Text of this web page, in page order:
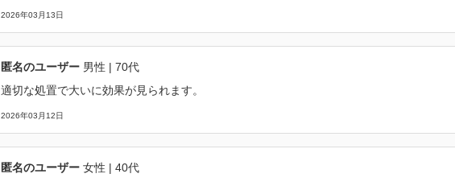
2026年03月13日
匿名のユーザー 男性 | 70代
適切な処置で大いに効果が見られます。
2026年03月12日
匿名のユーザー 女性 | 40代